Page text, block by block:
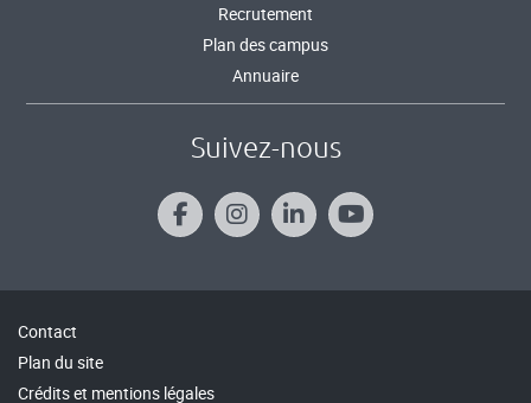
Recrutement
Plan des campus
Annuaire
Suivez-nous
Contact
Plan du site
Crédits et mentions légales